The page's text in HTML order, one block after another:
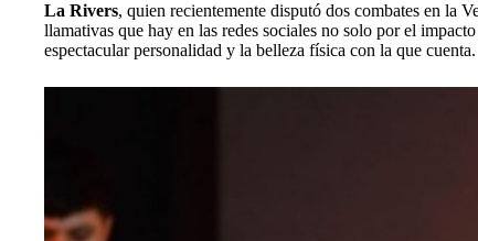
La Rivers, quien recientemente disputó dos combates en la
llamativas que hay en las redes sociales no solo por el
espectacular personalidad y la belleza física con la que cuenta.